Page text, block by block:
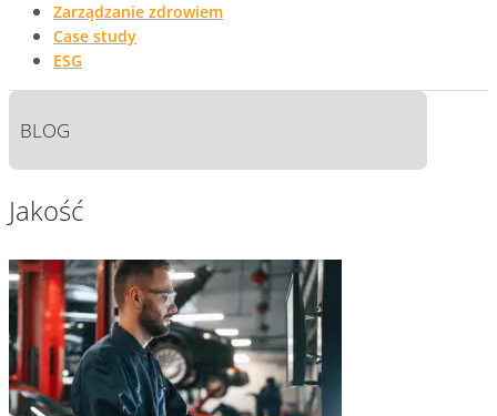
Zarządzanie zdrowiem
Case study
ESG
BLOG
Jakość